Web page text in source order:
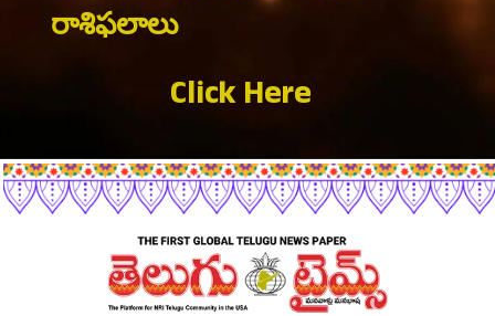
రాశిఫలాలు
Click Here